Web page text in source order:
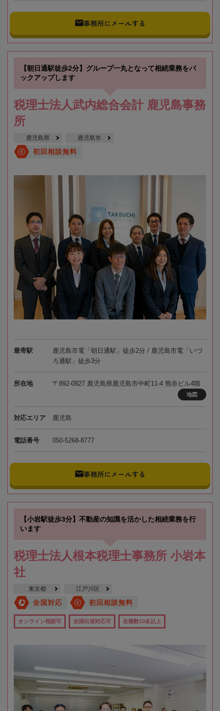
事務所にメールする
【朝日通駅徒歩2分】グループ一丸となって相続業務をバ
ックアップします
税理士法人武内総合会計 鹿児島事務
所
鹿児島県 鹿児島市
初回相談無料
最寄駅
鹿児島市電「朝日通駅」徒歩2分 / 鹿児島市電「いづ
ろ通駅」徒歩3分
所在地 〒892-0827 鹿児島県鹿児島市中町11-4 熊谷ビル4階
地図
対応エリア 鹿児島
電話番号 050-5268-8777
事務所にメールする
【小岩駅徒歩3分】不動産の知識を活かした相続業務を行
います
税理士法人根本税理士事務所 小岩本
社
東京都 江戸川区
全国対応 初回相談無料
オンライン相談可 全国出張対応可 在籍数10名以上